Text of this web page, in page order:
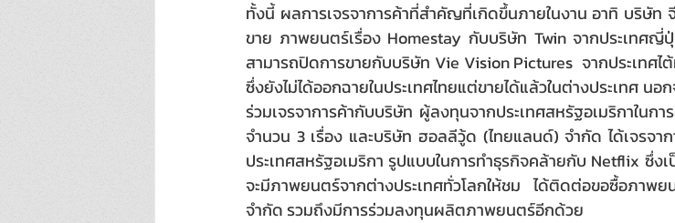
ทั้งนี้ ผลการเจรจาการค้าที่สำคัญที่เกิดขึ้นภายในงาน อาทิ บริษัท
ขาย ภาพยนตร์เรื่อง Homestay กับบริษัท Twin จากประเทศญี่
สามารถปิดการขายกับบริษัท Vie Vision Pictures  จากประเทศไ
ซึ่งยังไม่ได้ออกฉายในประเทศไทยแต่ขายได้แล้วในต่างประเทศ
ร่วมเจรจาการค้ากับบริษัท ผู้ลงทุนจากประเทศสหรัฐอเมริกาในก
จำนวน 3 เรื่อง และบริษัท ฮอลลีวู้ด (ไทยแลนด์) จำกัด ได้เจรจา
ประเทศสหรัฐอเมริกา รูปแบบในการทำธุรกิจคล้ายกับ Netflix ซึ่ง
จะมีภาพยนตร์จากต่างประเทศทั่วโลกให้ชม ได้ติดต่อขอซื้อภา
จำกัด รวมถึงมีการร่วมลงทุนผลิตภาพยนตร์อีกด้วย